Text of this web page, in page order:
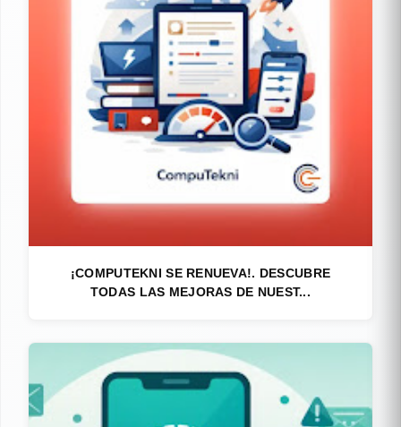
¡COMPUTEKNI SE RENUEVA!. DESCUBRE
TODAS LAS MEJORAS DE NUEST...